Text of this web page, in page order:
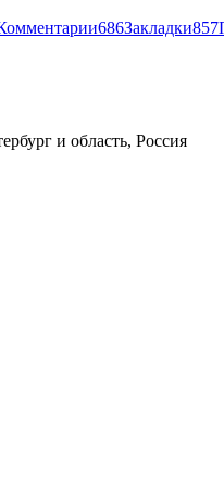
686Закладки857
и область, Россия